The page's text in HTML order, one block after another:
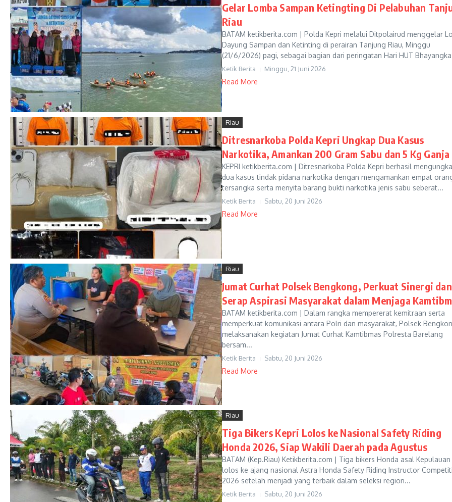
Gelar Lomba Sampan Ketingting Di Pelabuhan
Riau
BATAM ketikberita.com | Polda Kepri melalui Ditpolairud menggelar
Dayung Sampan dan Ketinting di perairan Tanjung Riau, Minggu
(21/6/2026) pagi, sebagai bagian dari peringatan Hari HUT
Ketik Berita Minggu, 21 Juni 2026
Read More
Riau
Ditresnarkoba Polda Kepri Ungkap Dua Kasus
Narkotika, Amankan 200 Gram Sabu dan 5 Kg Ganja
KEPRI ketikberita.com | Ditresnarkoba Polda Kepri berhasil
dua kasus tindak pidana narkotika dengan mengamankan empat
tersangka serta menyita barang bukti narkotika jenis sabu seberat...
Ketik Berita Sabtu, 20 Juni 2026
Read More
Riau
Jumat Curhat Polsek Bengkong, Perkuat Sinergi dan
Serap Aspirasi Masyarakat dalam Menjaga
BATAM ketikberita.com | Dalam rangka mempererat kemitraan serta
memperkuat komunikasi antara Polri dan masyarakat, Polsek
melaksanakan kegiatan Jumat Curhat Kamtibmas Polresta Barelang
bersam...
Ketik Berita Sabtu, 20 Juni 2026
Read More
Riau
Tiga Bikers Kepri Lolos ke Nasional Safety Riding
Honda 2026, Siap Wakili Daerah pada Agustus
BATAM (Kep.Riau) Ketikberita.com | Tiga bikers Honda asal Kepulauan
lolos ke ajang nasional Astra Honda Safety Riding Instructor
2026 setelah menjadi yang terbaik dalam seleksi region...
Ketik Berita Sabtu, 20 Juni 2026